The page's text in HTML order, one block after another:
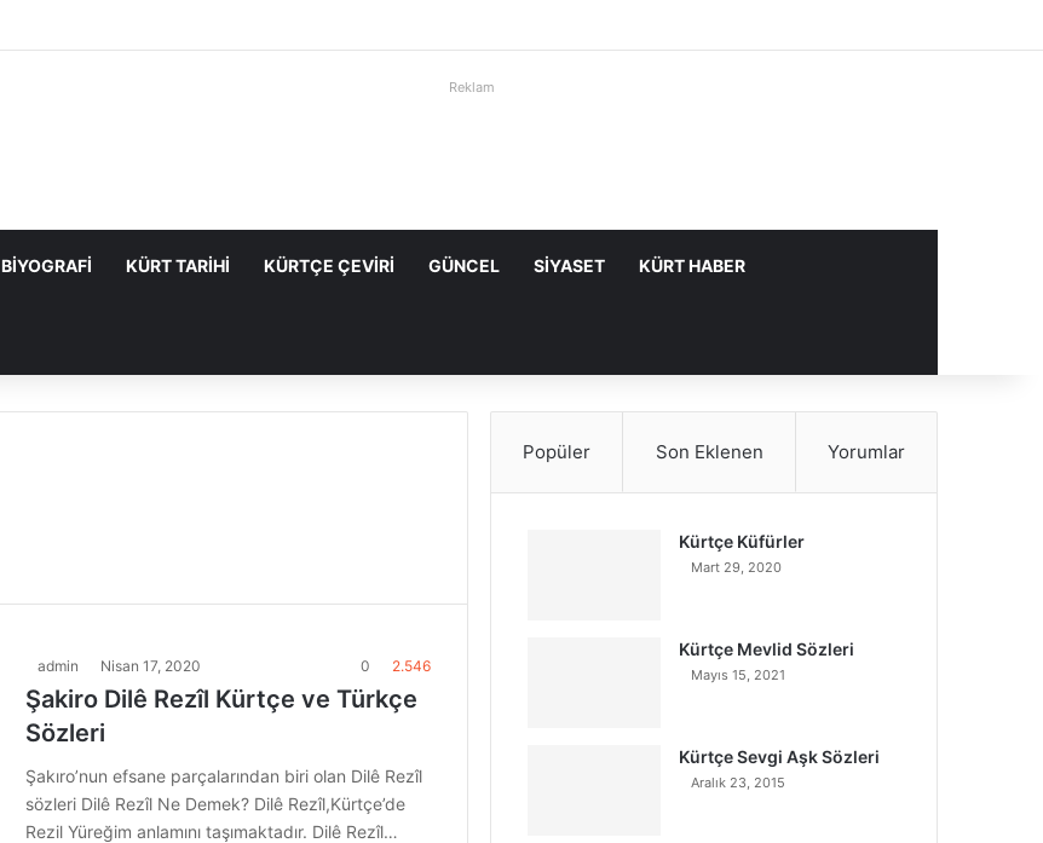
Reklam
BIYOGRAFI KÜRT TARIHI KÜRTÇE ÇEVIRI GÜNCEL SIYASET KÜRT HABER
admin Nisan 17, 2020 0 2.546
Şakiro Dilê Rezîl Kürtçe ve Türkçe
Sözleri
Şakıro’nun efsane parçalarından biri olan Dilê Rezîl
sözleri Dilê Rezîl Ne Demek? Dilê Rezîl,Kürtçe’de
Rezil Yüreğim anlamını taşımaktadır. Dilê Rezîl…
Popüler Son Eklenen Yorumlar
Kürtçe Küfürler
Mart 29, 2020
Kürtçe Mevlid Sözleri
Mayıs 15, 2021
Kürtçe Sevgi Aşk Sözleri
Aralık 23, 2015